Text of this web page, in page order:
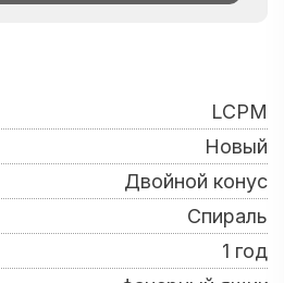
LCPM
Новый
Двойной конус
Спираль
1 год